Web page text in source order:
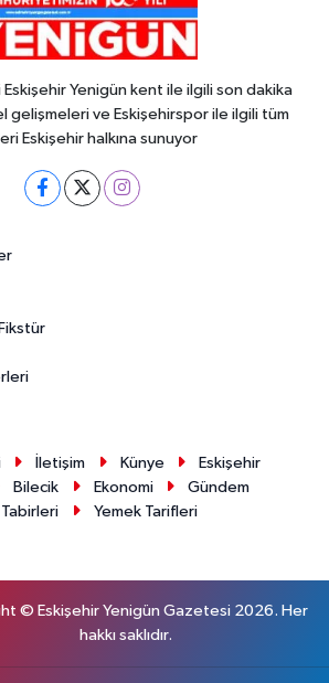
Yenigün kent ile ilgili son dakika
gelişmeleri ve Eskişehirspor ile ilgili tüm
Eskişehir halkına sunuyor
İletişim Künye
Eskişehir
Bilecik Ekonomi
Gündem
Tabirleri Yemek Tarifleri
© Eskişehir Yenigün Gazetesi 2026. Her
hakkı saklıdır.